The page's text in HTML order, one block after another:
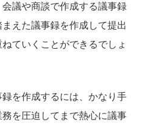
議や商談で作成する議事録
えた議事録を作成して提出
ていくことができるでしょ
を作成するには、かなり手
を圧迫してまで熱心に議事